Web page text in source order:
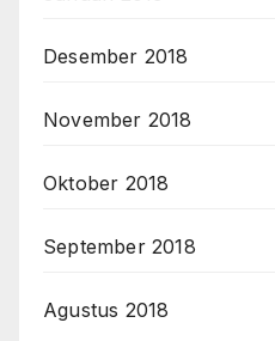
Desember 2018
November 2018
Oktober 2018
September 2018
Agustus 2018